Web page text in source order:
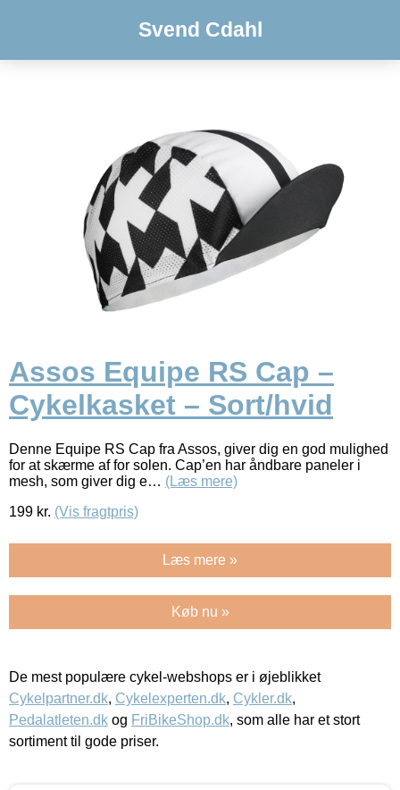
Svend Cdahl
Assos Equipe RS Cap –
Cykelkasket – Sort/hvid
Denne Equipe RS Cap fra Assos, giver dig en god mulighed
for at skærme af for solen. Cap’en har åndbare paneler i
mesh, som giver dig e… (Læs mere)
199 kr. (Vis fragtpris)
Læs mere »
Køb nu »
De mest populære cykel-webshops er i øjeblikket
Cykelpartner.dk, Cykelexperten.dk, Cykler.dk,
Pedalatleten.dk og FriBikeShop.dk, som alle har et stort
sortiment til gode priser.